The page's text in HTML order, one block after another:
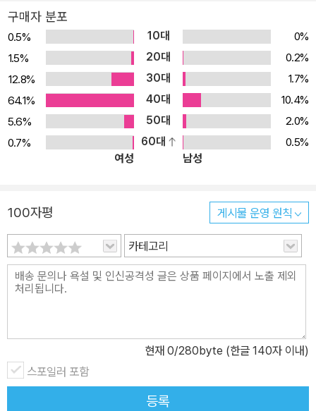
비구름이 머무는 장소를 찾아 나섰다가 실패하기도 한다. 와니니의
하루하루는 위기의 연속이자 연이은 모험이다. 작가는 위기와 모험을
겪으며 어엿한 암사자가 되어 가는 와니니의 모습을 현실감 있게 그
려 낸다. 『푸른 사자 와니니』에는 사자뿐만 아니라 혹멧돼지, 하이에
나, 누, 버펄로, 개코원숭이, 하마 등 저마다의 방식으로 살아가는 여
러 동물이 등장한다. 작가는 다양한 동물들의 삶을 생생하게 보여 주
면서, 그들이 어우러져서 살아가는 세렝게티 초원의 조화로운 모습까
지 담아낸다. 낯설고 신기한 아프리카 초원의 모습을 담은 『푸른 사자
와니니』가 독자들의 마음에 새로운 세계에 대한 동경을 심어 줄 것이
일깨우는 동화 무리에서 쫓겨나 떠돌이가 된 와니니는 살아갈 희망을
잃는다. 와니니를 지켜보는 초원의 동물들도 와니니가 곧 죽게 될 것
이라고 생각한다. 하지만 와니니는 그동안 자기가 하찮게 여겼던 것
들의 도움을 받으며 살아남는다. 사냥에 능숙하지 못한 와니니는 풀
과 나무를 씹으며 배고픔을 이겨 내고, 거들떠보지도 않던 알이나 곤
숨을 잃을 뻔한 위기에 빠졌을 때는 다리를 절룩이는 사자 아산테가
목숨을 걸고 도움을 준다. 작가는 쓸모없다는 이유로 무리에서 쫓겨
난 와니니가 자신이 하찮게 여겼던 상대로부터 많은 도움을 받는 모
습을 통해, 세상에 쓸모없는 것은 없으며 모든 게 가치와 의미를 가지
구매자 분포
0.5% 10대
0%
1.5%
20대
0.2%
12.8%
30대
1.7%
64.1%
40대
10.4%
5.6%
50대
2.0%
0.7%
60대
0.5%
여성
남성
100자평 게시물 운영 원칙
카테고리
현재 0/280byte (한글 140자 이내)
스포일러 포함
등록